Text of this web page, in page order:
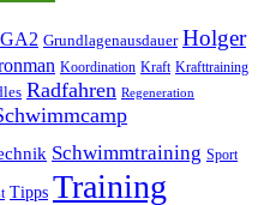
GA2 Grundlagenausdauer Holger
Koordination Kraft Krafttraining
Radfahren Regeneration
Schwimmtraining Sport
Tipps Training